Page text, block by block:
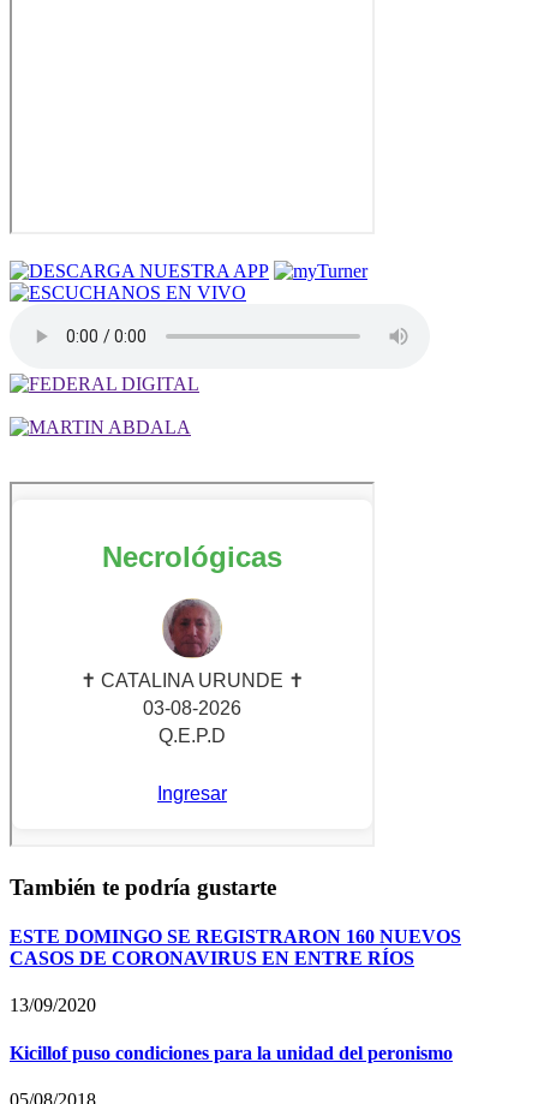
También te podría gustarte
ESTE DOMINGO SE REGISTRARON 160 NUEVOS
CASOS DE CORONAVIRUS EN ENTRE RÍOS
13/09/2020
Kicillof puso condiciones para la unidad del peronismo
05/08/2018